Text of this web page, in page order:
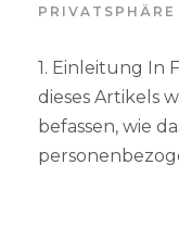
PRIVATSPHÄRE
1. Einleitung In
dieses Artikels
befassen, wie